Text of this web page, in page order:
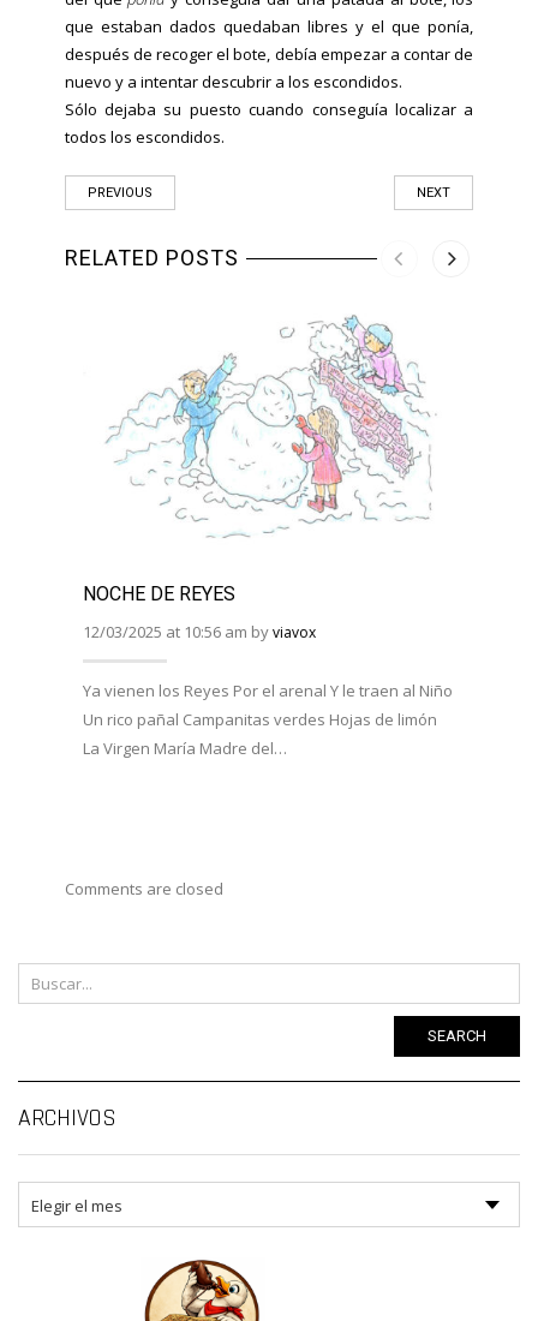
que estaban dados quedaban libres y el que ponía,
después de recoger el bote, debía empezar a contar de
nuevo y a intentar descubrir a los escondidos.
Sólo dejaba su puesto cuando conseguía localizar a
todos los escondidos.
PREVIOUS NEXT
RELATED POSTS
NOCHE DE REYES
12/03/2025 at 10:56 am byviavox
Ya vienen los Reyes Por el arenal Y le traen al Niño
Un rico pañal Campanitas verdes Hojas de limón
La Virgen María Madre del…
Comments are closed
SEARCH
ARCHIVOS